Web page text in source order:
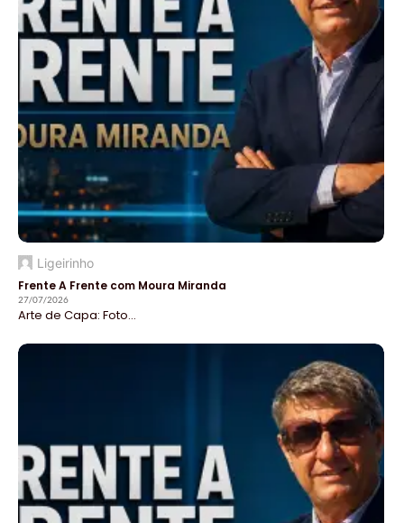
Ligeirinho
Frente A Frente com Moura Miranda
27/07/2026
Arte de Capa: Foto...